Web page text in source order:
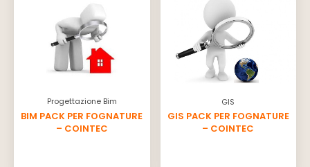
Progettazione Bim
BIM PACK PER FOGNATURE
– COINTEC
GIS
GIS PACK PER FOGNATURE
– COINTEC